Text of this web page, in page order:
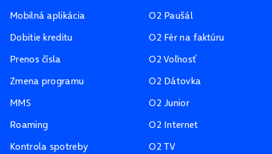
Mobilná aplikácia
Dobitie kreditu
Prenos čísla
Zmena programu
MMS
Roaming
Kontrola spotreby
O2 Paušál
O2 Fér na faktúru
O2 Voľnosť
O2 Dátovka
O2 Junior
O2 Internet
O2 TV